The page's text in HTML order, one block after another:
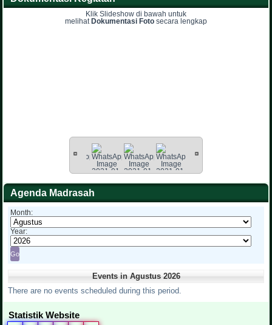
Klik Slideshow di bawah untuk
melihat Dokumentasi Foto secara lengkap
Agenda Madrasah
Month:
Year:
Events in Agustus 2026
There are no events scheduled during this period.
Statistik Website